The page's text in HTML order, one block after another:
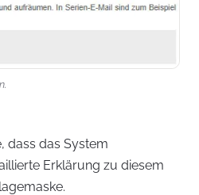
dass das System
Erklärung zu diesem